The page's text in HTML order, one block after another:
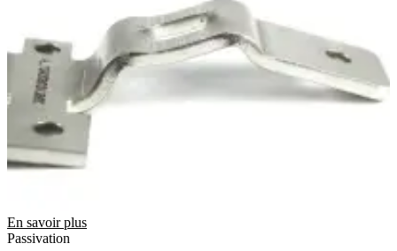
En savoir plus
Passivation